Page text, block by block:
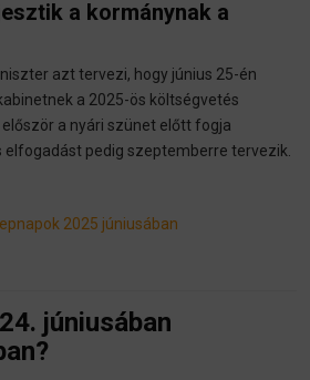
a kormánynak a
azt tervezi, hogy június 25-én
a 2025-ös költségvetés
a nyári szünet előtt fogja
elfogadást pedig szeptemberre tervezik.
2025 júniusában
júniusában